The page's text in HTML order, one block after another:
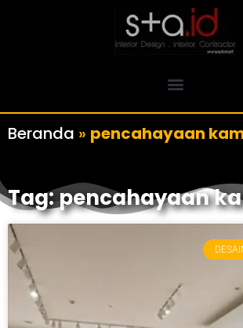
Beranda » pencahayaan
Tag: pencahayaan